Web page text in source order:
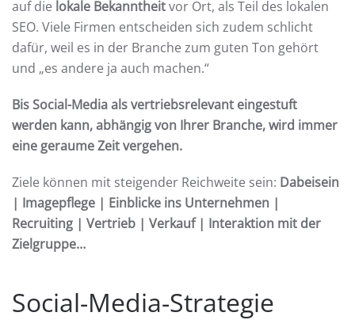
auf die lokale Bekanntheitvor Ort, als Teil des lokalen
SEO. Viele Firmen entscheiden sich zudem schlicht
dafür, weil es in der Branche zum guten Ton gehört
und „es andere ja auch machen.“
Bis Social-Media als vertriebsrelevant eingestuft
werden kann, abhängig von Ihrer Branche, wird immer
eine geraume Zeit vergehen.
Ziele können mit steigender Reichweite sein: Dabeisein
| Imagepflege | Einblicke ins Unternehmen |
Recruiting | Vertrieb | Verkauf | Interaktion mit der
Zielgruppe…
Social-Media-Strategie